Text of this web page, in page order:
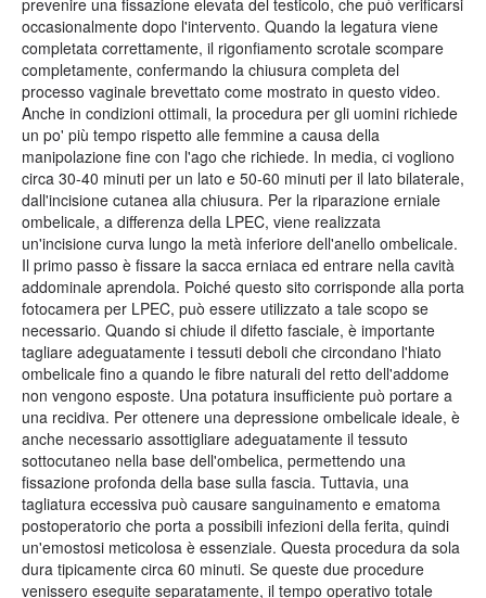
prevenire una fissazione elevata del testicolo, che può verificarsi
occasionalmente dopo l'intervento. Quando la legatura viene
completata correttamente, il rigonfiamento scrotale scompare
completamente, confermando la chiusura completa del
processo vaginale brevettato come mostrato in questo video.
Anche in condizioni ottimali, la procedura per gli uomini richiede
un po' più tempo rispetto alle femmine a causa della
manipolazione fine con l'ago che richiede. In media, ci vogliono
circa 30-40 minuti per un lato e 50-60 minuti per il lato bilaterale,
dall'incisione cutanea alla chiusura. Per la riparazione erniale
ombelicale, a differenza della LPEC, viene realizzata
un'incisione curva lungo la metà inferiore dell'anello ombelicale.
Il primo passo è fissare la sacca erniaca ed entrare nella cavità
addominale aprendola. Poiché questo sito corrisponde alla porta
fotocamera per LPEC, può essere utilizzato a tale scopo se
necessario. Quando si chiude il difetto fasciale, è importante
tagliare adeguatamente i tessuti deboli che circondano l'hiato
ombelicale fino a quando le fibre naturali del retto dell'addome
non vengono esposte. Una potatura insufficiente può portare a
una recidiva. Per ottenere una depressione ombelicale ideale, è
anche necessario assottigliare adeguatamente il tessuto
sottocutaneo nella base dell'ombelica, permettendo una
fissazione profonda della base sulla fascia. Tuttavia, una
tagliatura eccessiva può causare sanguinamento e ematoma
postoperatorio che porta a possibili infezioni della ferita, quindi
un'emostosi meticolosa è essenziale. Questa procedura da sola
dura tipicamente circa 60 minuti. Se queste due procedure
venissero eseguite separatamente, il tempo operativo totale